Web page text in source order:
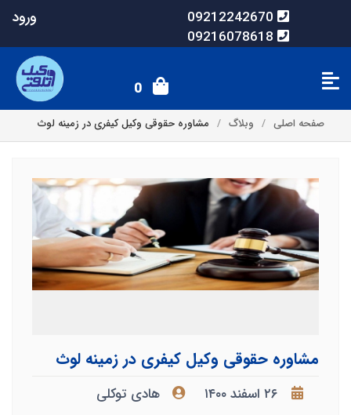
09212242670
09216078618
ورود
0
صفحه اصلی وبلاگ مشاوره حقوقی وکیل کیفری در زمینه لوث
مشاوره حقوقی وکیل کیفری در زمینه لوث
۲۶ اسفند ۱۴۰۰
هادی توکلی